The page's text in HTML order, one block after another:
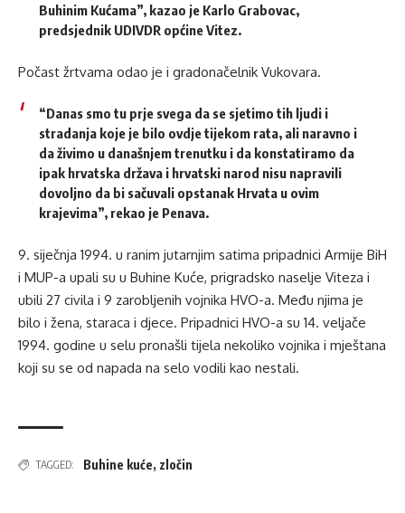
Buhinim Kućama”, kazao je Karlo Grabovac,
predsjednik UDIVDR općine Vitez.
Počast žrtvama odao je i gradonačelnik Vukovara.
“Danas smo tu prje svega da se sjetimo tih ljudi i
stradanja koje je bilo ovdje tijekom rata, ali naravno i
da živimo u današnjem trenutku i da konstatiramo da
ipak hrvatska država i hrvatski narod nisu napravili
dovoljno da bi sačuvali opstanak Hrvata u ovim
krajevima”, rekao je Penava.
9. siječnja 1994. u ranim jutarnjim satima pripadnici Armije BiH
i MUP-a upali su u Buhine Kuće, prigradsko naselje Viteza i
ubili 27 civila i 9 zarobljenih vojnika HVO-a. Među njima je
bilo i žena, staraca i djece. Pripadnici HVO-a su 14. veljače
1994. godine u selu pronašli tijela nekoliko vojnika i mještana
koji su se od napada na selo vodili kao nestali.
TAGGED: Buhine kuće, zločin